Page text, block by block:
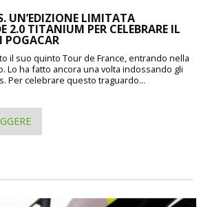
UN’EDIZIONE LIMITATA
2.0 TITANIUM PER CELEBRARE IL
POGACAR
il suo quinto Tour de France, entrando nella
Lo ha fatto ancora una volta indossando gli
Per celebrare questo traguardo...